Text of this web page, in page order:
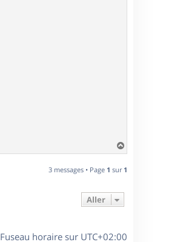
a
t
3 messages • Page 1 sur 1
Aller
Fuseau horaire sur UTC+02:00